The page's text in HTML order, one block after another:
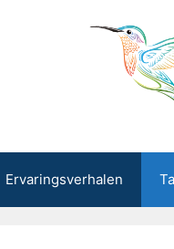
Ervaringsverhalen